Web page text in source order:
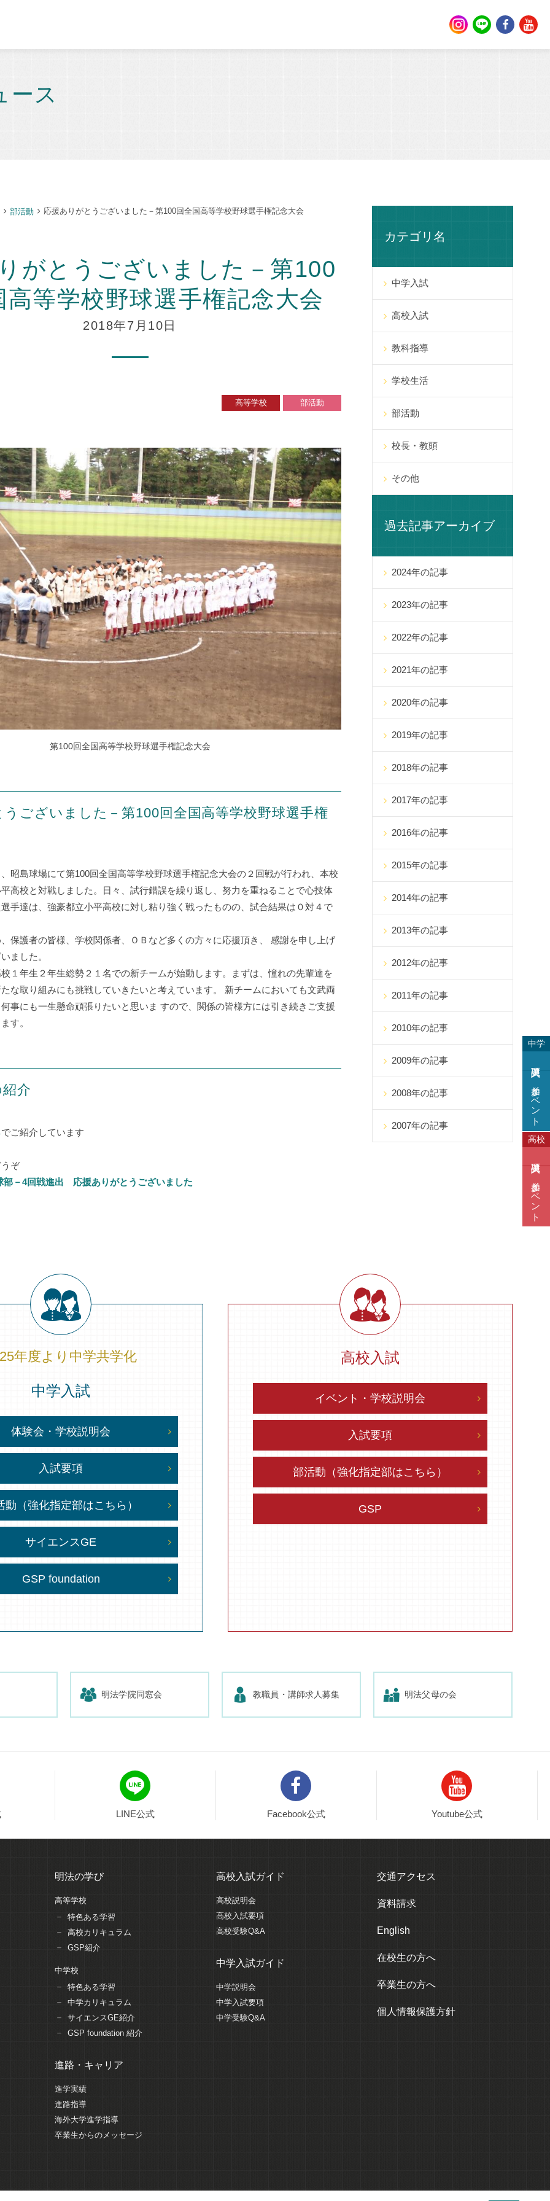
ース
部活動 応援ありがとうございました－第100回全国高等学校野球選手権記念大会
がとうございました－第100
高等学校野球選手権記念大会
2018年7月10日
高等学校 部活動
第100回全国高等学校野球選手権記念大会
ございました－第100回全国高等学校野球選手権
昭島球場にて第100回全国高等学校野球選手権記念大会の２回戦が行われ、本校
高校と対戦しました。日々、試行錯誤を繰り返し、努力を重ねることで心技体
手達は、強豪都立小平高校に対し粘り強く戦ったものの、試合結果は０対４で
保護者の皆様、学校関係者、ＯＢなど多くの方々に応援頂き、 感謝を申し上げ
ました。
１年生２年生総勢２１名での新チームが始動します。まずは、憧れの先輩達を
な取り組みにも挑戦していきたいと考えています。 新チームにおいても文武両
事にも一生懸命頑張りたいと思いま すので、関係の皆様方には引き続きご支援
す。
介
でご紹介しています
ぞ
部－4回戦進出 応援ありがとうございました
カテゴリ名
中学入試
高校入試
教科指導
学校生活
部活動
校長・教頭
その他
過去記事アーカイブ
2024年の記事
2023年の記事
2022年の記事
2021年の記事
2020年の記事
2019年の記事
2018年の記事
2017年の記事
2016年の記事
2015年の記事
2014年の記事
2013年の記事
2012年の記事
2011年の記事
2010年の記事
2009年の記事
2008年の記事
2007年の記事
年度より 中学共学化
中学入試
体験会・学校説明会
入試要項
動（強化指定部はこちら）
サイエンスGE
GSP foundation
高校入試
イベント・学校説明会
入試要項
部活動（強化指定部はこちら）
GSP
明法学院同窓会 教職員・講師求人募集 明法父母の会
LINE公式 Facebook公式 Youtube公式
明法の学び
高等学校
特色ある学習
高校カリキュラム
GSP紹介
中学校
特色ある学習
中学カリキュラム
サイエンスGE紹介
GSP foundation 紹介
進路・キャリア
進学実績
進路指導
海外大学進学指導
卒業生からのメッセージ
高校入試ガイド
高校説明会
高校入試要項
高校受験Q&A
中学入試ガイド
中学説明会
中学入試要項
中学受験Q&A
交通アクセス
資料請求
English
在校生の方へ
卒業生の方へ
個人情報保護方針
中学
参加イベント
高校
参加イベント